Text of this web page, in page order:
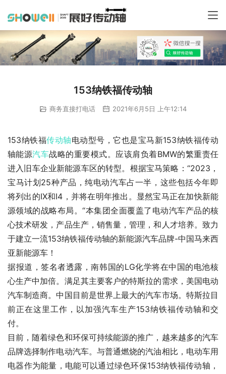
153纳铁福传动轴
商务直接打电话 2021年6月5日 上午12:14
153纳铁福传动轴电动型号，它也是宝马新153纳铁福传动
轴能源汽车战略的重要模式。应该肩负着BMW的繁重责任
进入旧车企业新能源车区的转型。根据宝马策略：“2023，
宝马计划25种产品，纯电动汽车占一半，这些包括今年即
将列出的IX和I4，并将在明年推出。显然宝马正在加快新能
源领域的战略布局。“本集团全面覆盖了电动汽车产品的核
心技术研发，产品生产，销售量，管理，和人才培养。致力
于建立一流153纳铁福传动轴的新能源汽车品牌-中国马来西
亚新能源车！
据报道，签名者透露，南韩国的LG化学将在中国的电池核
心生产中加倍。满足其主要客户的特斯拉的需求，美国电动
汽车制造商。中国目前是世界上最大的汽车市场。特斯拉目
前正在这里工作，以加强汽车生产153纳铁福传动轴和交
付。
目前，随着绿色和环保可持续能源的推广，越来越多的汽车
品牌选择制作电动汽车。与普通燃烧的汽油相比，电动车用
电器作为能量，电能可以通过绿色环保153纳铁福传动轴，